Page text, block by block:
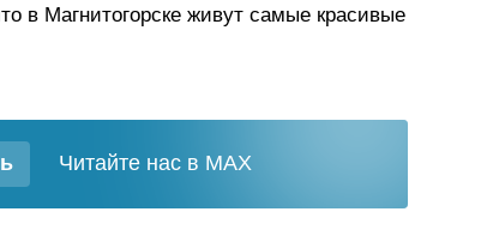
в Магнитогорске живут самые красивые
Читайте нас в MAX